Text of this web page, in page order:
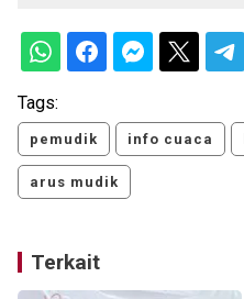
Tags:
pemudik info cuaca
arus mudik
Terkait